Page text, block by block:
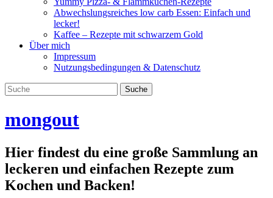
Abwechslungsreiches low carb Essen: Einfach und
lecker!
Kaffee – Rezepte mit schwarzem Gold
Über mich
Impressum
Nutzungsbedingungen & Datenschutz
mongout
Hier findest du eine große Sammlung an
leckeren und einfachen Rezepte zum
Kochen und Backen!